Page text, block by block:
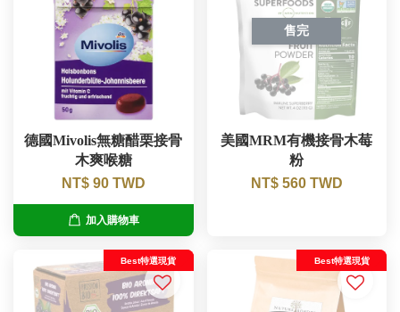
德國Mivolis無糖醋栗接骨
木爽喉糖
NT$ 90 TWD
加入購物車
售完
美國MRM有機接骨木莓
粉
NT$ 560 TWD
Best特選現貨 Best特選現貨